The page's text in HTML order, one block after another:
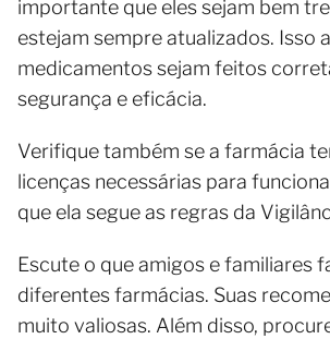
importante que eles sejam bem
estejam sempre atualizados. Isso
medicamentos sejam feitos
segurança e eficácia.
Verifique também se a farmácia
licenças necessárias para
que ela segue as regras da
Escute o que amigos e familiares
diferentes farmácias. Suas
muito valiosas. Além disso,